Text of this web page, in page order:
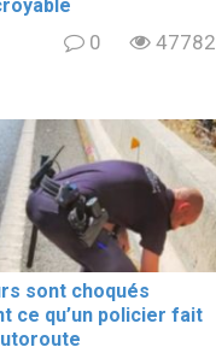
0 47782
sont choqués
ce qu’un policier fait